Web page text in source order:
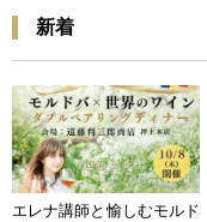
新着
エレナ講師と愉しむモルド